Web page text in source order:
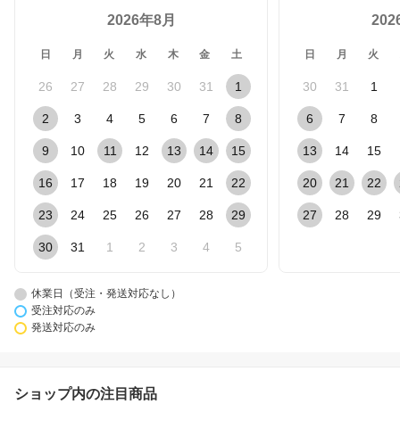
2026年8月
日 月 火 水 木 金 土
26 27 28 29 30 31 1
2 3 4 5 6 7 8
9 10 11 12 13 14 15
16 17 18 19 20 21 22
23 24 25 26 27 28 29
30 31 1 2 3 4 5
日 月 火
30 31 1
6 7 8
13 14 15
20 21 22
27 28 29
休業日（受注・発送対応なし）
受注対応のみ
発送対応のみ
ショップ内の注目商品